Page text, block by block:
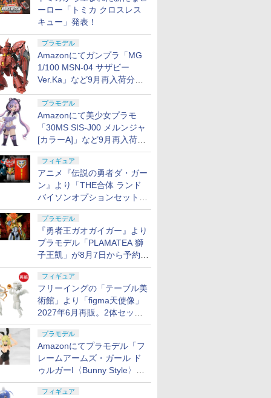
ーロー「トミカ クロスレス
キュー」発表！
プラモデル
Amazonにてガンプラ「MG
1/100 MSN-04 サザビー
Ver.Ka」など9月再入荷分が
プラモデル
Amazonにて美少女プラモ
「30MS SIS-J00 メルンジャ
[カラーA]」など9月再入荷分
が販売再開！
フィギュア
アニメ『伝説の勇者ダ・ガー
ン』より「THE合体 ランド
バイソンオプションセット」
が8月7日から予約受付開始！
プラモデル
『勇者王ガオガイガー』より
プラモデル「PLAMATEA 獅
子王凱」が8月7日から予約受
付開始！
フィギュア
フリーイングの「テーブル美
術館」より「figma天使像」
2027年6月再販。2体セット
で小便小僧にも
プラモデル
Amazonにてプラモデル「フ
レームアームズ・ガール ド
ゥルガーI〈Bunny Style〉」
が予約受付再開！
フィギュア